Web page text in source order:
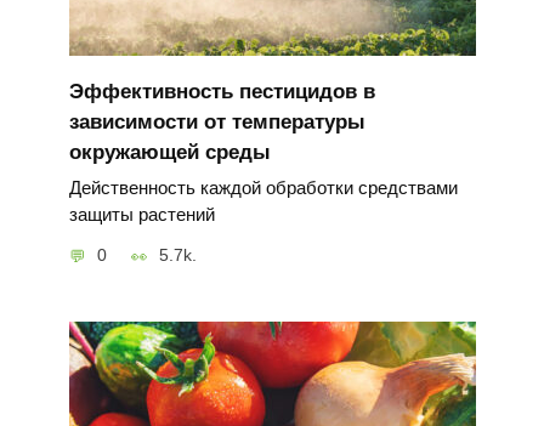
Эффективность пестицидов в
зависимости от температуры
окружающей среды
Действенность каждой обработки средствами
защиты растений
0 5.7k.